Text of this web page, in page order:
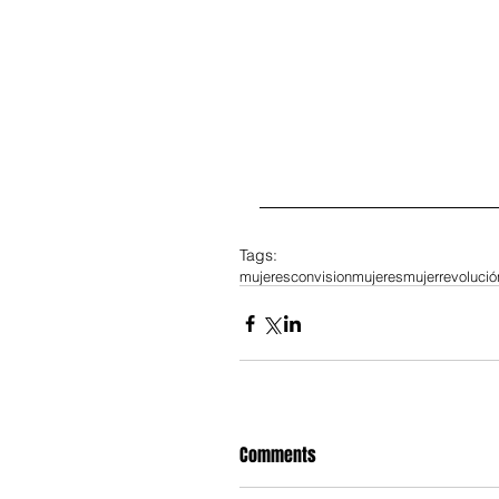
Tags:
mujeresconvisionmujeresmujer
Comments